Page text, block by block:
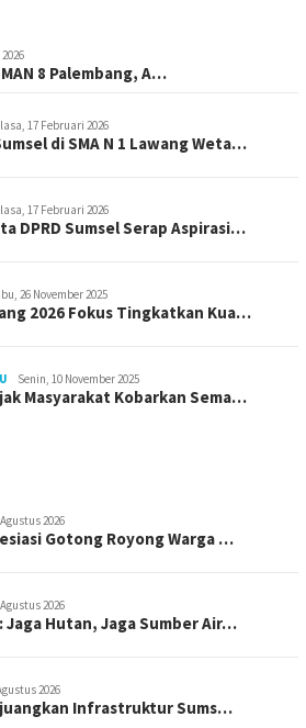
8 Palembang, A…
17 Februari 2026
di SMA N 1 Lawang Weta…
17 Februari 2026
DPRD Sumsel Serap Aspirasi…
26 November 2025
2026 Fokus Tingkatkan Kua…
Senin, 10 November 2025
Masyarakat Kobarkan Sema…
2026
Gotong Royong Warga …
2026
Jaga Hutan, Jaga Sumber Air…
2026
Infrastruktur Sums…